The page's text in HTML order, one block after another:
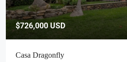
$726,000USD
Casa Dragonfly